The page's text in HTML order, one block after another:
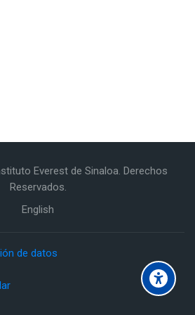
Everest de Sinaloa. Derechos
Reservados.
English
de datos